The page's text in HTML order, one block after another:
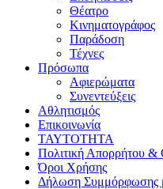
Θέατρο
Κινηματογράφος
Παράδοση
Τέχνες
Πρόσωπα
Αφιερώματα
Συνεντεύξεις
Αθλητισμός
Επικοινωνία
ΤΑΥΤΟΤΗΤΑ
Πολιτική Απορρήτου &
Όροι Χρήσης
Δήλωση Συμμόρφωσης